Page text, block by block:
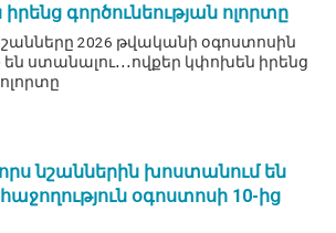
գործունեության ոլորտը
2026 թվականի օգոստոսին
ստանալու․․․ովքեր կփոխեն իրենց
նշաններին խոստանում են
օգոստոսի 10-ից